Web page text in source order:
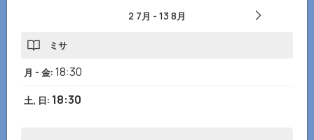
2 7月 - 13 8月
ミサ
月 - 金: 18:30
土, 日: 18:30